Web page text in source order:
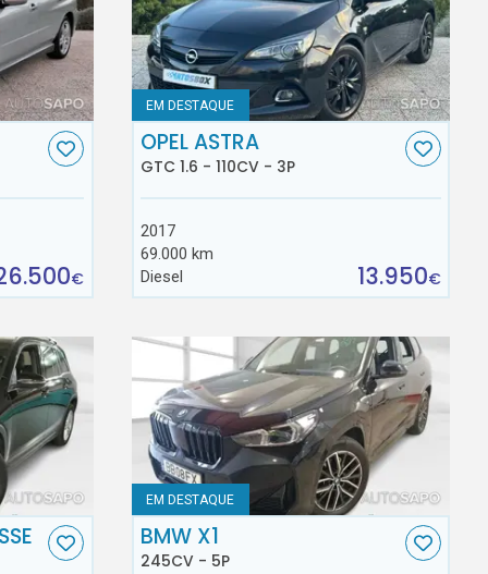
€
EM DESTAQUE
OPEL ASTRA
GTC 1.6 - 110CV - 3P
2017
69.000 km
Diesel
13.950€
EM DESTAQUE
BMW X1
245CV - 5P